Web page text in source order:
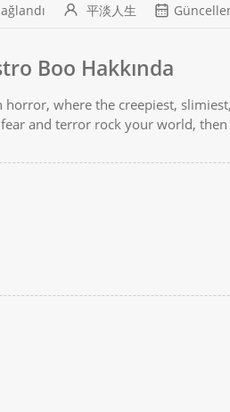
平淡人生
Boo Hakkında
horror, where the creepiest,
and terror rock your world,